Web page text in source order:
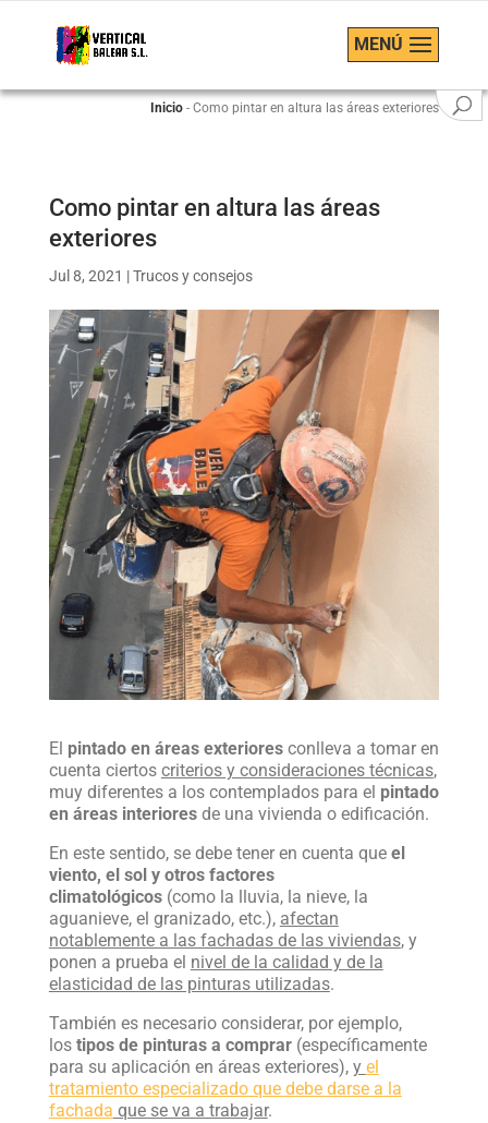
MENÚ
Inicio -Como pintar en altura las áreas exteriores
Como pintar en altura las áreas
exteriores
Jul 8, 2021 |Trucos y consejos
El pintado en áreas exterioresconlleva a tomar en
cuenta ciertos criterios y consideraciones técnicas,
muy diferentes a los contemplados para el pintado
en áreas interioresde una vivienda o edificación.
En este sentido, se debe tener en cuenta que el
viento, el sol y otros factores
climatológicos(como la lluvia, la nieve, la
aguanieve, el granizado, etc.), afectan
notablemente a las fachadas de las viviendas, y
ponen a prueba el nivel de la calidad y de la
elasticidad de las pinturas utilizadas.
También es necesario considerar, por ejemplo,
los tipos de pinturas a comprar(específicamente
para su aplicación en áreas exteriores), y el
tratamiento especializado que debe darse a la
fachada que se va a trabajar.